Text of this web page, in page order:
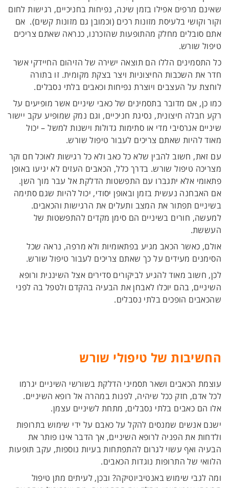
שאינם מרפים אפילו בזמן שינה, נפיחות בחניכיים, רגישות לחום
וקור וקושי בלעיסת מזונות רכים (וכמובן גם מזונות קשים). אם
אתם סובלים מחלק מהתופעות שהזכרנו, כנראה שאתם צריכים
טיפול שורש.
כל התסמינים הללו הם תוצאה ישירה של הזיהום החיידקי אשר
חדר את השכבות החיצוניות ויצר בצקת מקומית. זו בתורה
לוחצת על העצבים ויוצרת נפיחות וכאבים בלתי נסבלים.
כמו כן, אם מדובר בתסמינים של כאבי שיניים אשר מופיעים על
רקע חבלה חיצונית, נסיגת חניכיים, וגם נמק שמופיע עקב יישור
שיניים אגרסיבי מדי או סתימות גדולות וישנות למשל – יכול
מאוד להיות שאתם צריכים לעבור טיפול שורש.
עם זאת, חשוב להבין שלא כל כאב ולא כל רגישות לאוכל חם וקר
מצריכה טיפול שורש. בדרך כלל, הכאבים העזים לא יגיעו באופן
פתאומי אלא יתגברו עם התפשטות הדלקת אל עבר מוך השן.
אם האבחנה נעשית בזמן ובאופן יסודי, יכול להיות שגם סתימה
בשיניים תפתור את המצב ותעלים את הרגישות והכאבים.
למעשה, חורים בשיניים הם סימן מקדים להתפשטות של
העששת.
אולם, כאשר הכאב מגיע בפתאומיות ולא מרפה, נראה שכל
הסימנים מעידים על כך שאתם צריכים לעבור טיפול שורש.
לכן, חשוב מאוד להגיע לביקורים סדירים אצל השיננית ורופא
השיניים, בהם יוכלו לאבחן את הבעיה בהקדם ולטפל בה לפני
שהכאבים הופכים בלתי נסבלים.
החשיבות של טיפולי שורש
עוצמת הכאבים ושאר תסמיני הדלקת בשורשי השיניים יגרמו
לכל אדם, חזק ככל שיהיה, לפנות במהרה אל רופא השיניים.
אלו הם כאבים בלתי נסבלים, מתחת לשיניים עצמן.
ישנם אנשים שמנסים להקל על כאבם על ידי שימוש בתרופות
ולדחות את הפניה לרופא השיניים, אך הדבר אינו פותר את
הבעיה ואף עשוי לגרום להתפתחות בעיות נוספות, עקב תופעות
הלוואי של התרופות נוגדות הכאבים.
ומה לגבי שימוש באנטיביוטיקה? ובכן, לעיתים מתן טיפול